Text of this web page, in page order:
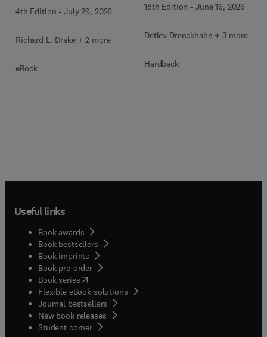
4th Edition -July 29, 2026
Richard L. Drake + 2 more
eBook
18th Edition - June 16, 2026
Detlev Drenckhahn + 3 more
Hardback
Useful links
Book awards
Book bestsellers
Book imprints
Book pre-order
Book series(opens in new tab/window
Flexible eBook solutions
Journal bestsellers
New book releases
Student corner( opens in new tab/window